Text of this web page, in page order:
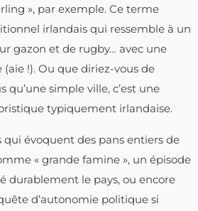
», par exemple. Ce terme
irlandais qui ressemble à un
gazon et de rugby… avec une
!). Ou que diriez-vous de
qu’une simple ville, c’est une
typiquement irlandaise.
qui évoquent des pans entiers de
« grande famine », un épisode
durablement le pays, ou encore
d’autonomie politique si